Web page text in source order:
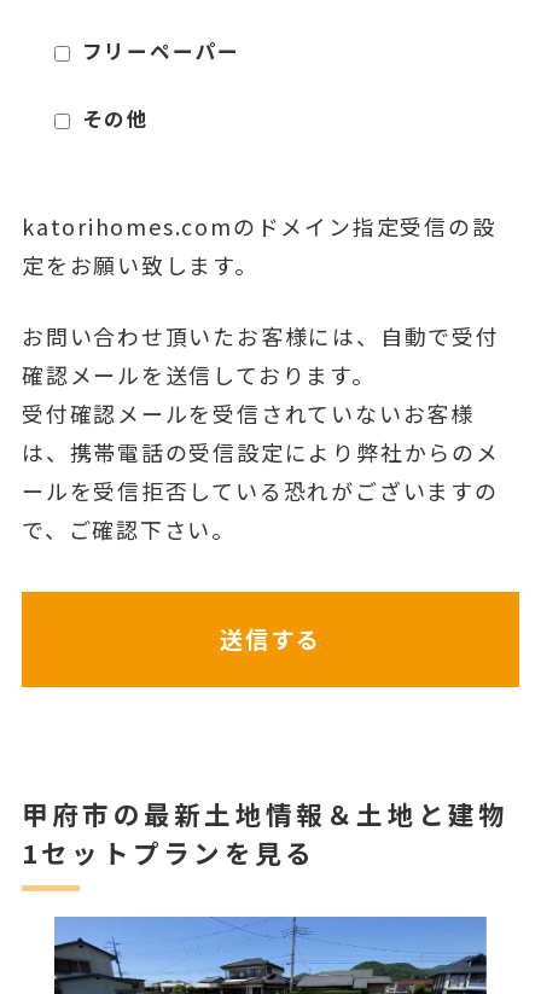
フリーペーパー
その他
katorihomes.comのドメイン指定受信の設
定をお願い致します。
お問い合わせ頂いたお客様には、自動で受付
確認メールを送信しております。
受付確認メールを受信されていないお客様
は、携帯電話の受信設定により弊社からのメ
ールを受信拒否している恐れがございますの
で、ご確認下さい。
甲府市の最新土地情報＆土地と建物
1セットプランを見る